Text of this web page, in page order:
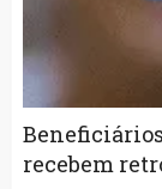
recebem